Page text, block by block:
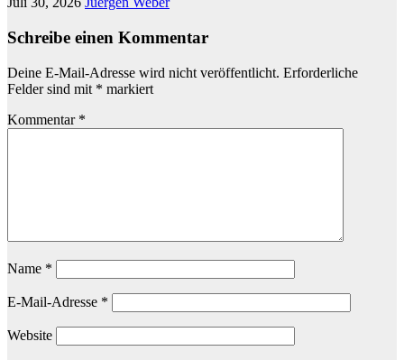
Schreibe einen Kommentar
Deine E-Mail-Adresse wird nicht veröffentlicht. Erforderliche
Felder sind mit * markiert
Kommentar *
Name *
E-Mail-Adresse *
Website